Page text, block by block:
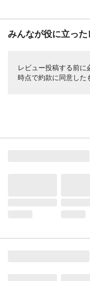
みんなが役に立った
レビュー投稿する前に
時点で約款に同意した